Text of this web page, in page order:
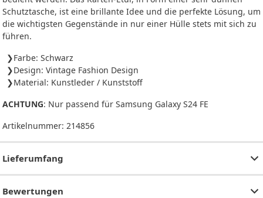
Schutztasche, ist eine brillante Idee und die perfekte Lösung, um
die wichtigsten Gegenstände in nur einer Hülle stets mit sich zu
führen.
Farbe: Schwarz
Design: Vintage Fashion Design
Material: Kunstleder / Kunststoff
ACHTUNG: Nur passend für Samsung Galaxy S24 FE
Artikelnummer: 214856
Lieferumfang
Bewertungen